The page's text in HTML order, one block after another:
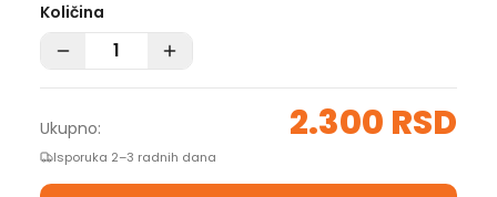
Količina
Ukupno: 2.300 RSD
Isporuka 2–3 radnih dana